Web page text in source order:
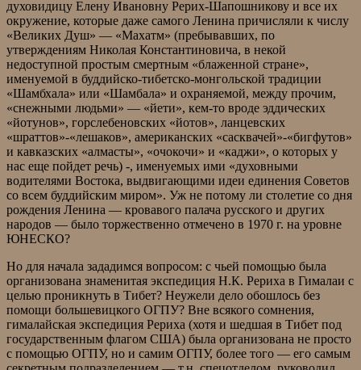
духовидицу Елену Ивановну Рерих-Шапошникову и все их
окружение, которые даже самого Ленина причисляли к числу
«Великих Душ» — «Махатм» (пребывавших, по
утверждениям Николая Константиновича, в некой
недоступной простым смертным «блаженной стране»,
именуемой в буддийско-тибетско-монгольской традиции
«Шамбхала» или «Шамбала» и охраняемой, между прочим,
«снежными людьми» — «йети», кем-то вроде эддических
«йотунов», горслебеновских «йотов», ланцевских
«шраттов»-«лешаков», американских «сасквачей»-«бигфутов»
и кавказских «алмасты», «очокочи» и «каджи», о которых у
нас еще пойдет речь) -, именуемых ими «духовными
водителями Востока, выдвигающими идеи единения Советов
со всем буддийским миром». Уж не потому ли столетие со дня
рождения Ленина — кровавого палача русского и других
народов — было торжественно отмечено в 1970 г. на уровне
ЮНЕСКО?
Но для начала зададимся вопросом: с чьей помощью была
организована знаменитая экспедиция Н.К. Рериха в Гималаи с
целью проникнуть в Тибет? Неужели дело обошлось без
помощи большевицкого ОГПУ? Вне всякого сомнения,
гималайская экспедиция Рериха (хотя и шедшая в Тибет под
государственным флагом США) была организована не просто
с помощью ОГПУ, но и самим ОГПУ, более того — его самым